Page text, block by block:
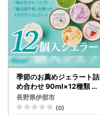
季節のお薦めジェラート詰
め合わせ 90ml×12種類 カ
ップ 長野県 伊那市【014-
41】
長野県伊那市
(0)